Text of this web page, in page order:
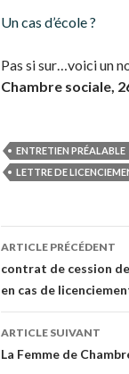
Un cas d’école ?
Pas si sur…voici un
Chambre sociale,
ENTRETIEN PRÉALABLE
LETTRE DE
Navigation
des
articles
ARTICLE PRÉCÉDENT
contrat de cession
en cas de
ARTICLE SUIVANT
La Femme de